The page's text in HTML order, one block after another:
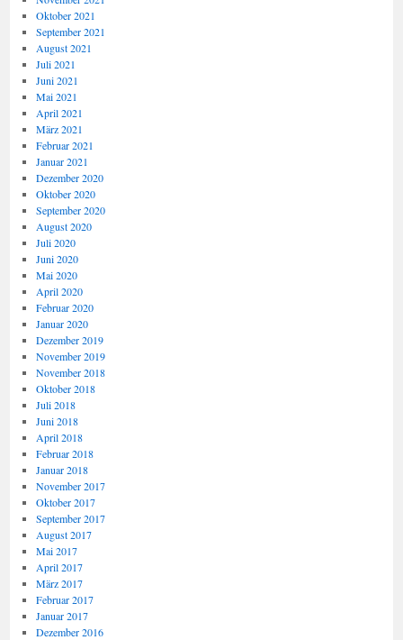
Oktober 2021
September 2021
August 2021
Juli 2021
Juni 2021
Mai 2021
April 2021
März 2021
Februar 2021
Januar 2021
Dezember 2020
Oktober 2020
September 2020
August 2020
Juli 2020
Juni 2020
Mai 2020
April 2020
Februar 2020
Januar 2020
Dezember 2019
November 2019
November 2018
Oktober 2018
Juli 2018
Juni 2018
April 2018
Februar 2018
Januar 2018
November 2017
Oktober 2017
September 2017
August 2017
Mai 2017
April 2017
März 2017
Februar 2017
Januar 2017
Dezember 2016